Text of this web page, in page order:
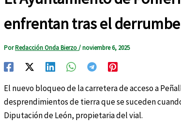
enfrentan tras el
PorRedacción Onda Bierzo/noviembre 6, 2025
El nuevo bloqueo de la carretera de acceso a
desprendimientos de tierra que se suceden
Diputación de León, propietaria del vial.